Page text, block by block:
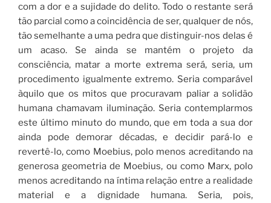
com a dor e a sujidade do delito. Todo o restante será
tão parcial como a coincidência de ser, qualquer de nós,
tão semelhante a uma pedra que distinguir-nos delas é
um acaso. Se ainda se mantém o projeto da
consciência, matar a morte extrema será, seria, um
procedimento igualmente extremo. Seria comparável
àquilo que os mitos que procuravam paliar a solidão
humana chamavam iluminação. Seria contemplarmos
este último minuto do mundo, que em toda a sua dor
ainda pode demorar décadas, e decidir pará-lo e
revertê-lo, como Moebius, polo menos acreditando na
generosa geometria de Moebius, ou como Marx, polo
menos acreditando na íntima relação entre a realidade
material e a dignidade humana. Seria, pois,